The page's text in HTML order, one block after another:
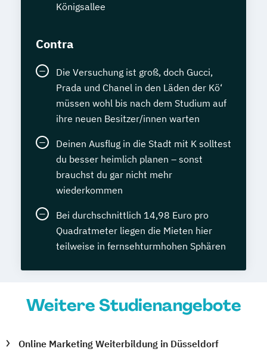
Königsallee
Contra
Die Versuchung ist groß, doch Gucci,
Prada und Chanel in den Läden der Kö‘
müssen wohl bis nach dem Studium auf
ihre neuen Besitzer/innen warten
Deinen Ausflug in die Stadt mit K solltest
du besser heimlich planen – sonst
brauchst du gar nicht mehr
wiederkommen
Bei durchschnittlich 14,98 Euro pro
Quadratmeter liegen die Mieten hier
teilweise in fernsehturmhohen Sphären
Weitere Studienangebote
Online Marketing Weiterbildung in Düsseldorf